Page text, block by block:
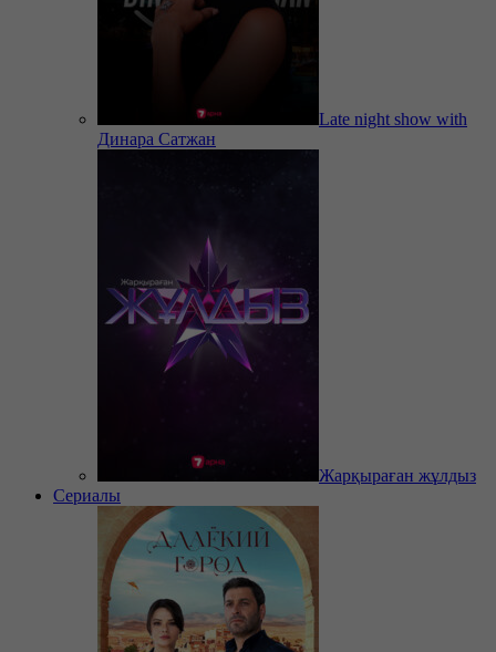
Late night show with
Динара Сатжан
Жарқыраған жұлдыз
Сериалы